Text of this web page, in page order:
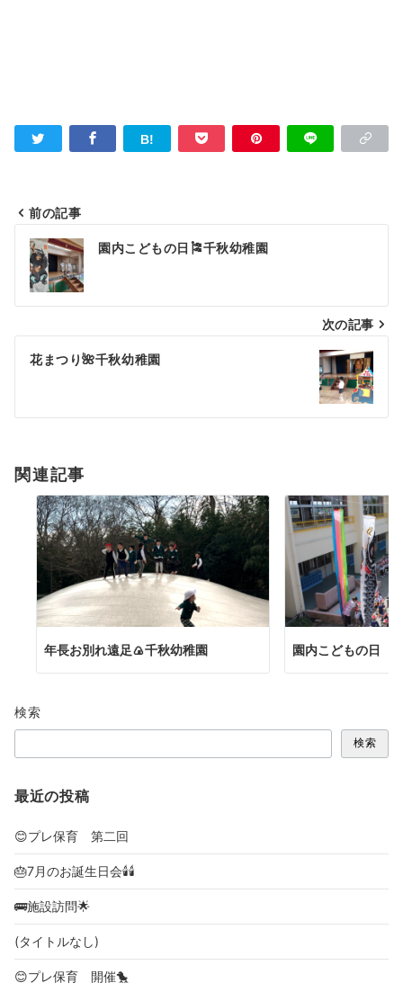
投
稿
ナ
ビ
ゲ
シ
ン
前の記事
園内こどもの日🎏千秋幼稚園
次の記事
花まつり🌺千秋幼稚園
関連記事
年長お別れ遠足🍙千秋幼稚園 園内こどもの日
検索
検索
最近の投稿
😊プレ保育 第二回
🎂7月のお誕生日会🕯🕯
🚌施設訪問🌟
(タイトルなし)
😊プレ保育 開催🐤